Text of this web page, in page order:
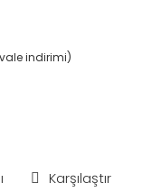
indirimi)
Karşılaştır